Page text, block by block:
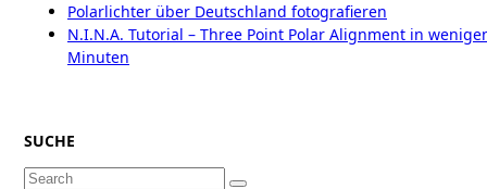
Polarlichter über Deutschland fotografieren
N.I.N.A. Tutorial – Three Point Polar Alignment in
Minuten
SUCHE
Search